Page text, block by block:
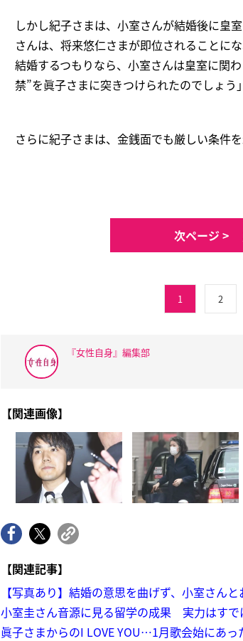
しかし紀子さまは、小室さんが結婚後に皇
さんは、将来悠仁さまが即位されることに
結婚するつもりなら、小室さんは皇室に関
禁”を眞子さまに突きつけられたのでしょう」
さらに紀子さまは、金銭面でも厳しい条件
次ページ >
1 2
『女性自身』編集部
【関連画像】
【関連記事】
【写真あり】結婚の意思を曲げず、小室さん
小室圭さん音源に見る留学の成果 実力はすで
眞子さまからのI LOVE YOU…1月歌会始にあっ